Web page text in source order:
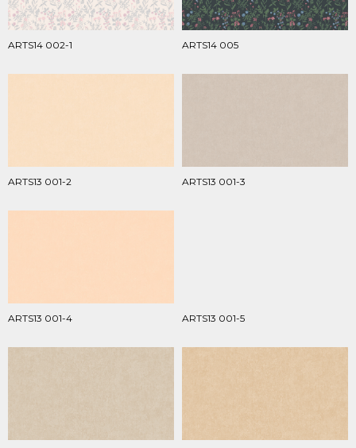
ARTS14 002-1 ARTS14 005
ARTS13 001-2 ARTS13 001-3
ARTS13 001-4 ARTS13 001-5